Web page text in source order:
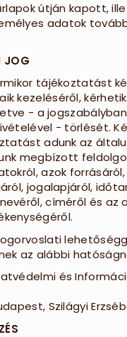
útján kapott,
adatok
JOG
tájékoztatást
kezeléséről,
- a
- törlését.
adunk az
megbízott
azok forrásáról,
jogalapjáról,
címéről és az
az alábbi
és
Szilágyi